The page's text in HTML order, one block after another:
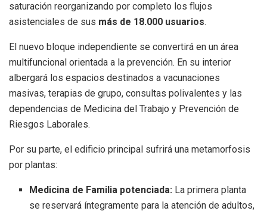
saturación reorganizando por completo los flujos
asistenciales de sus más de 18.000 usuarios.
El nuevo bloque independiente se convertirá en un área
multifuncional orientada a la prevención. En su interior
albergará los espacios destinados a vacunaciones
masivas, terapias de grupo, consultas polivalentes y las
dependencias de Medicina del Trabajo y Prevención de
Riesgos Laborales.
Por su parte, el edificio principal sufrirá una metamorfosis
por plantas:
Medicina de Familia potenciada: La primera planta
se reservará íntegramente para la atención de adultos,